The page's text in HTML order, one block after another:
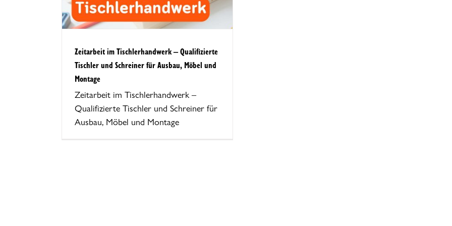
Zeitarbeit im Tischlerhandwerk – Qualifizierte
Tischler und Schreiner für Ausbau, Möbel und
Montage
Zeitarbeit im Tischlerhandwerk –
Qualifizierte Tischler und Schreiner für
Ausbau, Möbel und Montage